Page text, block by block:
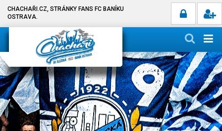
CHACHAŘI.CZ, STRÁNKY FANS FC BANÍKU
OSTRAVA.